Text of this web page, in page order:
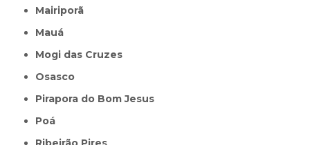
Mairiporã
Mauá
Mogi das Cruzes
Osasco
Pirapora do Bom Jesus
Poá